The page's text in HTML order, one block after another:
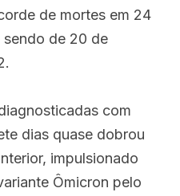
de mortes em 24
sendo de 20 de
com
dias quase dobrou
impulsionado
Ômicron pelo